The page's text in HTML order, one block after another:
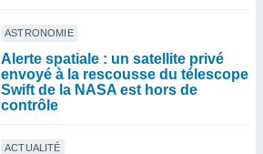
ASTRONOMIE
Alerte spatiale : un satellite privé
envoyé à la rescousse du télescope
Swift de la NASA est hors de
contrôle
ACTUALITÉ